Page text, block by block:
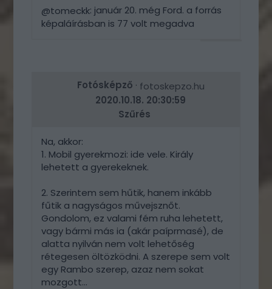
@tomeckk: január 20. még Ford. a forrás
képaláírásban is 77 volt megadva
Fotósképző · fotoskepzo.hu
2020.10.18. 20:30:59
Szűrés
Na, akkor:
1. Mobil gyerekmozi: ide vele. Király
lehetett a gyerekeknek.
2. Szerintem sem hűtik, hanem inkább
fűtik a nagyságos művejsznőt.
Gondolom, ez valami fém ruha lehetett,
vagy bármi más ia (akár paíprmasé), de
alatta nyilván nem volt lehetőség
rétegesen öltözködni. A szerepe sem volt
egy Rambo szerep, azaz nem sokat
mozgott...